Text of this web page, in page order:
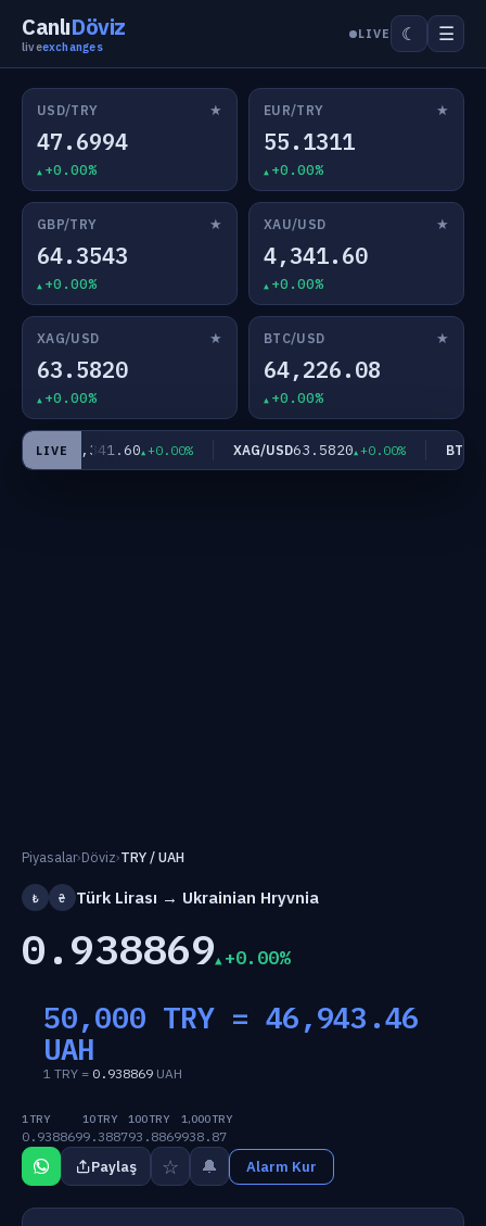
CanlıDöviz
liveexchanges
LIVE ☾ ☰
USD/TRY ★
47.6994
+0.00%
EUR/TRY ★
55.1311
+0.00%
GBP/TRY ★
64.3543
+0.00%
XAU/USD ★
4,341.60
+0.00%
XAG/USD ★
63.5820
+0.00%
BTC/USD ★
64,226.08
+0.00%
LIVE
XAU/USD4,341.60 +0.00% XAG/USD63.5820 +0.00% BTC/
Piyasalar›Döviz›TRY / UAH
₺ ₴ Türk Lirası → Ukrainian Hryvnia
0.938869 +0.00%
50,000 TRY = 46,943.46
UAH
1 TRY = 0.938869 UAH
1 TRY
0.938869
10 TRY
9.3887
100 TRY
93.8869
1,000 TRY
938.87
Paylaş ☆ 🔔 Alarm Kur